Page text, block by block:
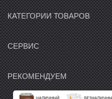
КАТЕГОРИИ ТОВАРОВ
СЕРВИС
РЕКОМЕНДУЕМ